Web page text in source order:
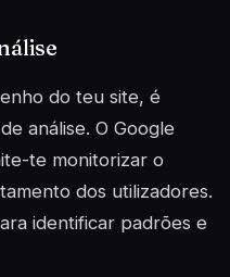
do teu site, é
análise. O Google
te monitorizar o
dos utilizadores.
identificar padrões e